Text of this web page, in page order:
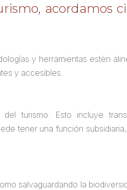
acordamos
y herramientas estén
y accesibles.
turismo. Esto incluye
tener una función
salvaguardando la